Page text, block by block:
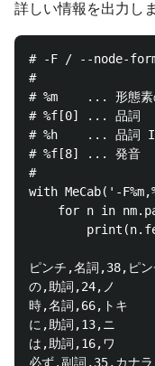
詳しい情報を出力しま
# -F / --node-format
#
# %m    ... 形態素
# %f[0] ... 品詞
# %h    ... 品詞
# %f[8] ... 発音
#
with MeCab('-
for n in
ピンチ,名詞,38,ピン
の,助詞,24,ノ
時,名詞,66,トキ
に,助詞,13,ニ
は,助詞,16,ワ
必ず,副詞,35,カナラ